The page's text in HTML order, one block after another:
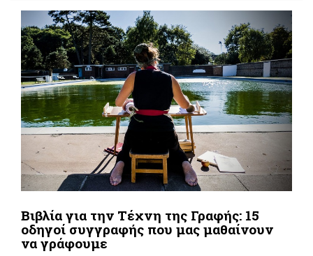
Βιβλία για την Τέχνη της Γραφής: 15
οδηγοί συγγραφής που μας μαθαίνουν
να γράφουμε